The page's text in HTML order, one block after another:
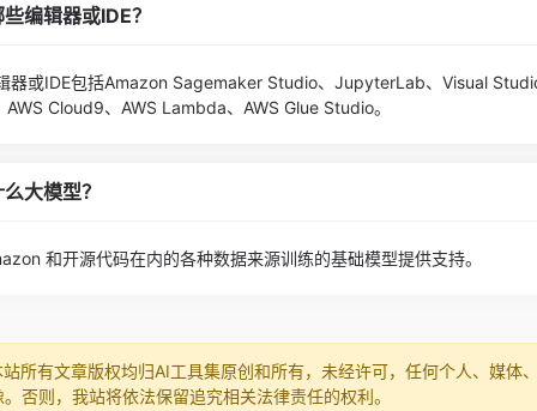
编辑器或IDE？
器或IDE包括Amazon Sagemaker Studio、JupyterLab、Visual
Cloud9、AWS Lambda、AWS Glue Studio。
大模型？
和开源代码在内的各种数据来源训练的基础模型提供支持。
所有文章版权均归AI工具集原创和所有，未经许可，任何个人、媒体
否则，我站将依法保留追究相关法律责任的权利。